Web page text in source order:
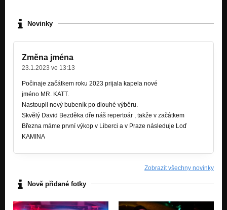
Novinky
Změna jména
23.1.2023 ve 13:13
Počinaje začátkem roku 2023 prijala kapela nové
jméno MR. KATT.
Nastoupil nový bubeník po dlouhé výběru.
Skvělý David Bezděka dře náš repertoár , takže v začátkem
Března máme první výkop v Liberci a v Praze následuje Loď
KAMINA
Zobrazit všechny novinky
Nově přidané fotky